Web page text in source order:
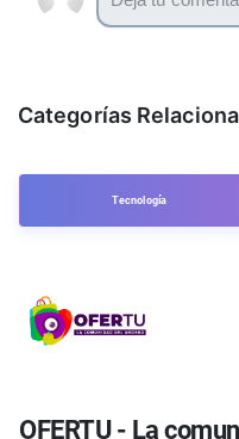
Categorías
Tecnología
OFERTU - La